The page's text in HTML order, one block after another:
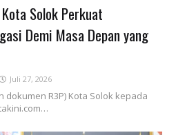
Solok Perkuat
Demi Masa Depan yang
Juli 27, 2026
R3P) Kota Solok kepada